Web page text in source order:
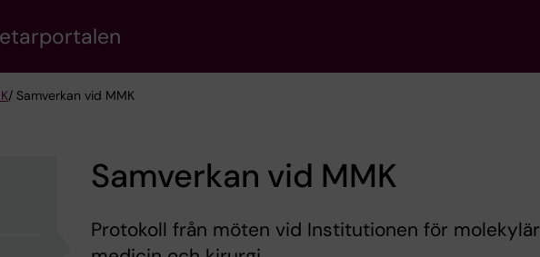
/ Samverkan vid MMK
Samverkan vid MMK
Protokoll från möten vid Institutionen för molekylär